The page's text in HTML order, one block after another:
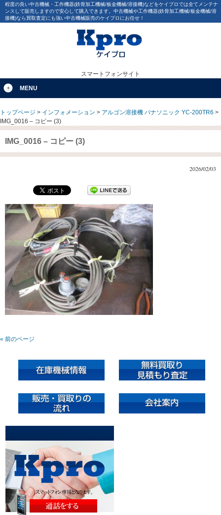
程度の良い中古機械・工作機器(鉄骨加工機械/板金機械/溶接機)などをケイプロでは全てメンテナ
ンスして販売しますので安心して購入できます。中古機械や工作機器(鉄骨加工機械/板金機械/溶
接機)なら買取査定にも強い中古機械販売のケイプロにお任せ！
スマートフォンサイト
MENU
トップページ > インフォメーション > アルゴン溶接機 パナソニック YC-200TR6 >
IMG_0016 – コピー (3)
IMG_0016 – コピー (3)
2026/02/03
« 前のページ